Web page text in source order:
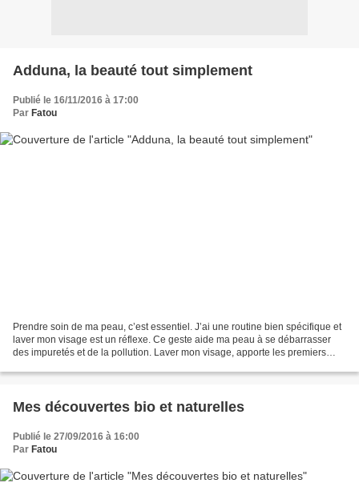
Adduna, la beauté tout simplement
Publié le 16/11/2016 à 17:00
Par Fatou
Prendre soin de ma peau, c’est essentiel. J’ai une routine bien spécifique et
laver mon visage est un réflexe. Ce geste aide ma peau à se débarrasser
des impuretés et de la pollution. Laver mon visage, apporte les premiers
Mes découvertes bio et naturelles
Publié le 27/09/2016 à 16:00
Par Fatou